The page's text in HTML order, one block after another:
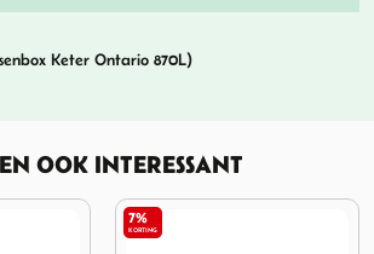
Keter Ontario 870L)
OOK INTERESSANT
7%
KORTING